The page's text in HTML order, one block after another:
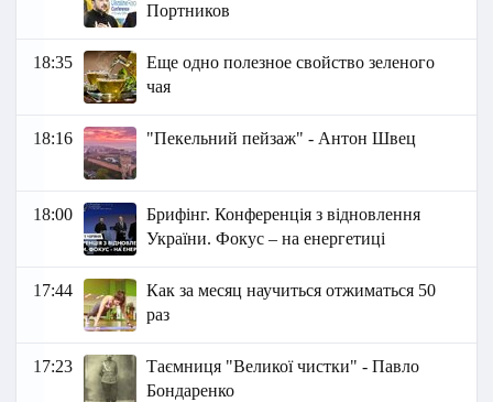
Портников
18:35
Еще одно полезное свойство зеленого
чая
18:16 "Пекельний пейзаж" - Антон Швец
18:00
Брифінг. Конференція з відновлення
України. Фокус – на енергетиці
17:44
Как за месяц научиться отжиматься 50
раз
17:23
Таємниця "Великої чистки" - Павло
Бондаренко